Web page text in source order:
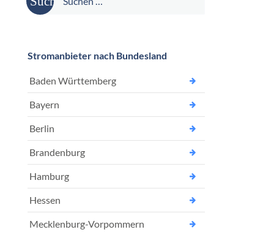
nach:
Stromanbieter nach Bundesland
Baden Württemberg
Bayern
Berlin
Brandenburg
Hamburg
Hessen
Mecklenburg-Vorpommern